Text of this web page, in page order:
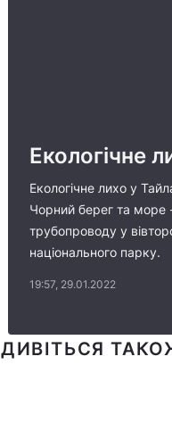
Екологічне
Екологічне лихо у
Чорний берег та море
трубопроводу у
національного парку.
19:57, 29.01.2022
ДИВІТЬСЯ